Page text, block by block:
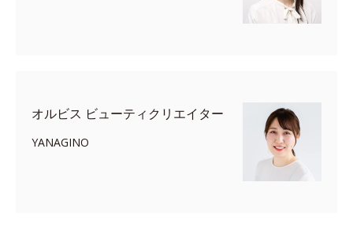
オルビス ビューティクリエイター
YANAGINO